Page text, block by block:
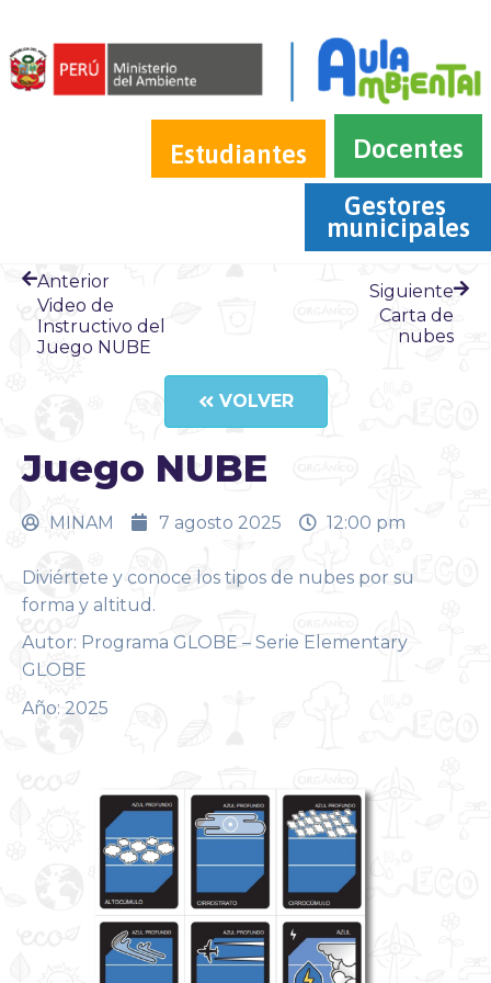
Estudiantes
Docentes
Gestores
municipales
Anterior
Video de
Instructivo del
Juego NUBE
Siguiente
Carta de
nubes
VOLVER
Juego NUBE
MINAM 7 agosto 2025 12:00 pm
Diviértete y conoce los tipos de nubes por su
forma y altitud.
Autor: Programa GLOBE – Serie Elementary
GLOBE
Año: 2025